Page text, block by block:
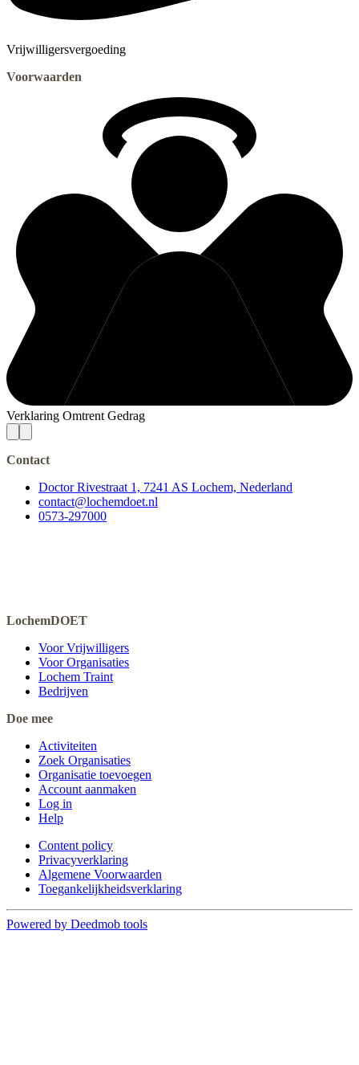
Vrijwilligersvergoeding
Voorwaarden
Verklaring Omtrent Gedrag
Contact
Doctor Rivestraat 1, 7241 AS Lochem, Nederland
contact@lochemdoet.nl
0573-297000
LochemDOET
Voor Vrijwilligers
Voor Organisaties
Lochem Traint
Bedrijven
Doe mee
Activiteiten
Zoek Organisaties
Organisatie toevoegen
Account aanmaken
Log in
Help
Content policy
Privacyverklaring
Algemene Voorwaarden
Toegankelijkheidsverklaring
Powered by Deedmob tools